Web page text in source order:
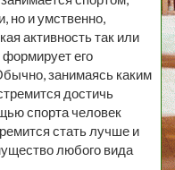
но и умственно,
активность так или
формирует его
занимаясь каким
достичь
спорта человек
стать лучше и
любого вида